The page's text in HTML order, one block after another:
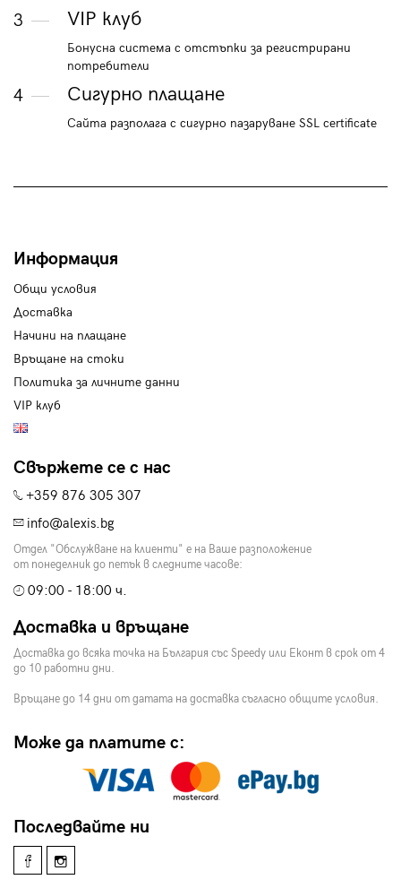
3 VIP клуб
Бонусна система с отстъпки за регистрирани
потребители
4 Сигурно плащане
Сайта разполага с сигурно пазаруване SSL certificate
Информация
Общи условия
Доставка
Начини на плащане
Връщане на стоки
Политика за личните данни
VIP клуб
Свържете се с нас
+359 876 305 307
info@alexis.bg
Отдел "Обслужване на клиенти" е на Ваше разположение
от понеделник до петък в следните часове:
09:00 - 18:00 ч.
Доставка и връщане
Доставка до всяка точка на България със Speedy или Еконт в срок от 4
до 10 работни дни.
Връщане до 14 дни от датата на доставка съгласно общите условия.
Може да платите с:
Последвайте ни